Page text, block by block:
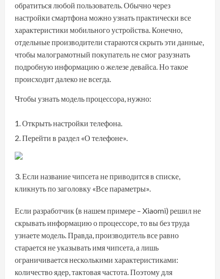
обратиться любой пользователь. Обычно через
настройки смартфона можно узнать практически все
характеристики мобильного устройства. Конечно,
отдельные производители стараются скрыть эти данные,
чтобы малограмотный покупатель не смог разузнать
подробную информацию о железе девайса. Но такое
происходит далеко не всегда.
Чтобы узнать модель процессора, нужно:
Открыть настройки телефона.
Перейти в раздел «О телефоне».
Если название чипсета не приводится в списке,
кликнуть по заголовку «Все параметры».
Если разработчик (в нашем примере – Xiaomi) решил не
скрывать информацию о процессоре, то вы без труда
узнаете модель. Правда, производитель все равно
старается не указывать имя чипсета, а лишь
ограничивается несколькими характеристиками:
количество ядер, тактовая частота. Поэтому для